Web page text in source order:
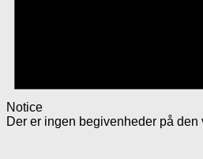
Notice
Der er ingen begivenheder på den